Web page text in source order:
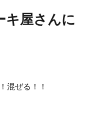
キ屋さんに
混ぜる！！